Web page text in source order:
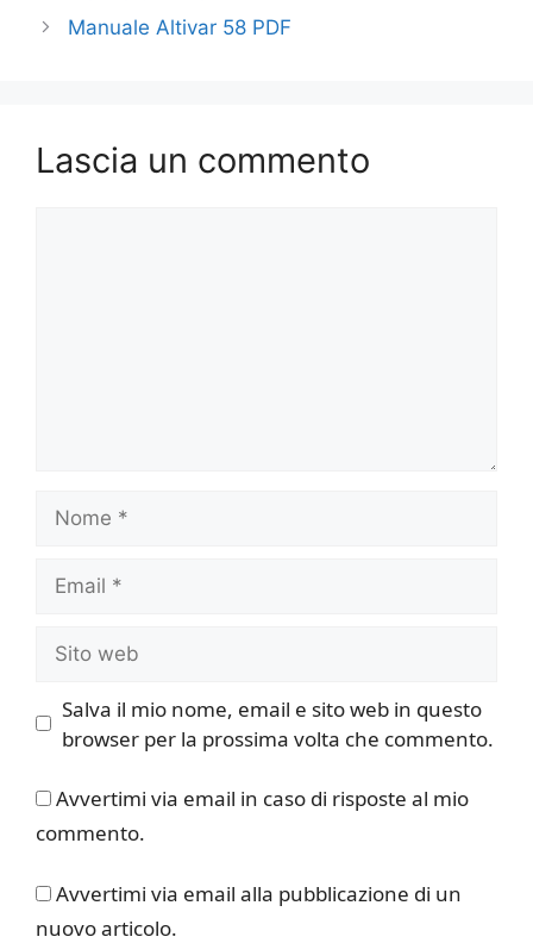
Manuale Altivar 58 PDF
Lascia un commento
web
Salva il mio nome, email e sito web in questo
browser per la prossima volta che commento.
Avvertimi via email in caso di risposte al mio
commento.
Avvertimi via email alla pubblicazione di un
nuovo articolo.